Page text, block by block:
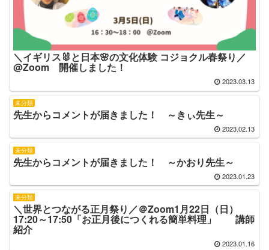
＼イギリス🐰と日本🌸の文化体験 コジョクル春祭り／
@Zoom 開催しました！
2023.03.13
未分類
先生からコメントが届きました！ ～きぃ先生～
2023.02.13
未分類
先生からコメントが届きました！ ～かおり先生～
2023.01.23
未分類
＼世界とつながる正月祭り／＠Zoom1月22日（日）
17:20～17:50「お正月後につくれる簡単料理」 講師
紹介
2023.01.16